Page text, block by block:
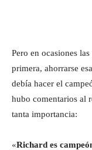
Pero en ocasiones
primera, ahorrarse
debía hacer el
hubo comentarios al
tanta importancia:
«Richard es